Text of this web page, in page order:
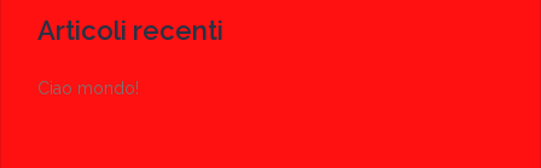
Articoli recenti
Ciao mondo!